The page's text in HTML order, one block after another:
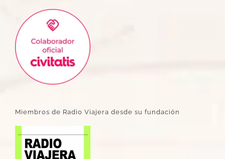
Miembros de Radio Viajera desde su fundación